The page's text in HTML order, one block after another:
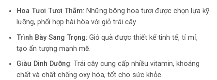
Hoa Tươi Tươi Thắm: Những bông hoa tươi được chọn lựa kỹ
lưỡng, phối hợp hài hòa với giỏ trái cây.
Trình Bày Sang Trọng: Giỏ quà được thiết kế tinh tế, tỉ mỉ,
tạo ấn tượng mạnh mẽ.
Giàu Dinh Dưỡng: Trái cây cung cấp nhiều vitamin, khoáng
chất và chất chống oxy hóa, tốt cho sức khỏe.